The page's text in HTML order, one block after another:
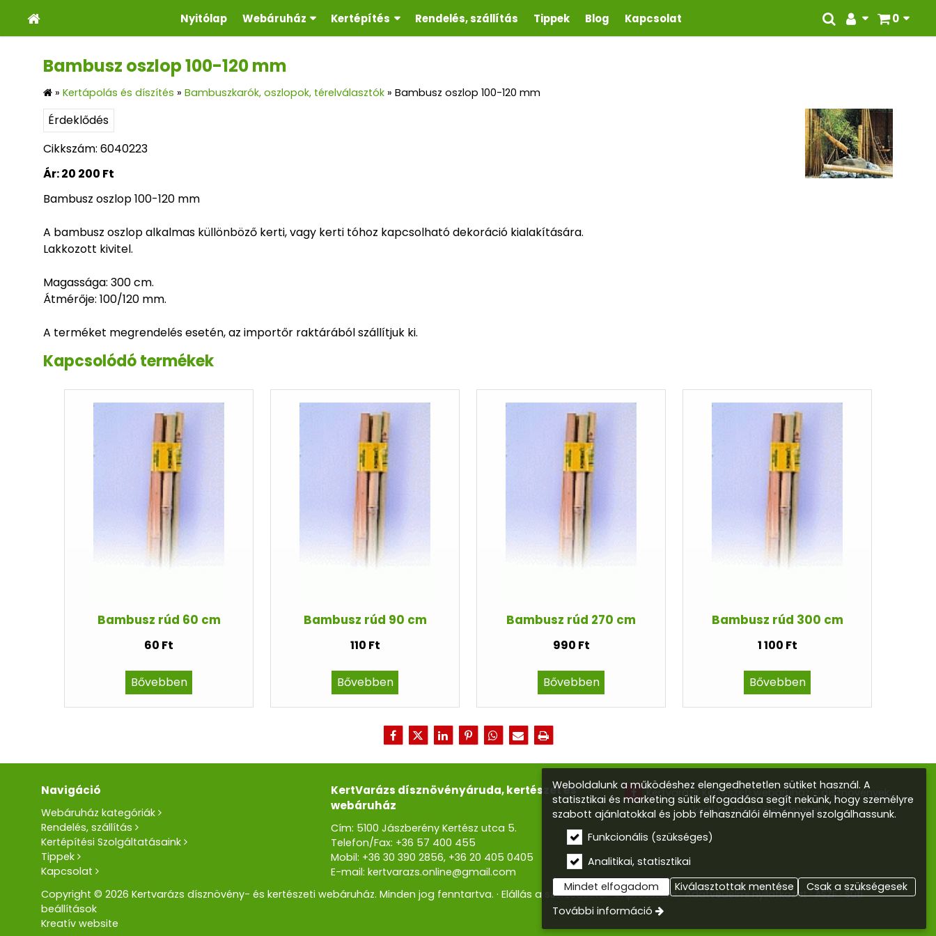
0
Nyitólap Webáruház Kertépítés Rendelés, szállítás Tippek Blog Kapcsolat
Bambusz oszlop 100-120 mm
» Kertápolás és díszítés » Bambuszkarók, oszlopok, térelválasztók » Bambusz oszlop 100-120 mm
Érdeklődés
Cikkszám: 6040223
Ár:20 200 Ft
Bambusz oszlop 100-120 mm
A bambusz oszlop alkalmas küllönböző kerti, vagy kerti tóhoz kapcsolható dekoráció kialakítására.
Lakkozott kivitel.
Magassága: 300 cm.
Átmérője: 100/120 mm.
A terméket megrendelés esetén, az importőr raktárából szállítjuk ki.
Kapcsolódó termékek
Bambusz rúd 60 cm
60 Ft
Bővebben
Bambusz rúd 90 cm
110 Ft
Bővebben
Bambusz rúd 270 cm
990 Ft
Bővebben
Bambusz rúd 300 cm
1 100 Ft
Bővebben
Navigáció
Webáruház kategóriák
Rendelés, szállítás
Kertépítési Szolgáltatásaink
Tippek
Kapcsolat
KertVarázs dísznövényáruda, kertészet és
webáruház
Cím: 5100 Jászberény Kertész utca 5.
Telefon/Fax: +36 57 400 455
Mobil: +36 30 390 2856, +36 20 405 0405
E-mail: kertvarazs.online@gmail.com
Kertvarázs Kertészeti webáruház - dísznövények,
kerti tó, öntözőrendszerek
Copyright © 2026 Kertvarázs dísznövény- és kertészeti webáruház. Minden jog fenntartva. Elállás a szerződéstől Impresszum Adatvédelmi nyilatkozat ÁSZF Süti
beállítások
Kreatív website
Weboldalunk a működéshez elengedhetetlen sütiket használ. A
statisztikai és marketing sütik elfogadása segít nekünk, hogy személyre
szabott ajánlatokkal és jobb felhasználói élménnyel szolgálhassunk.
Funkcionális (szükséges)
Analitikai, statisztikai
Mindet elfogadom
Kiválasztottak mentése
Csak a szükségesek
További információ